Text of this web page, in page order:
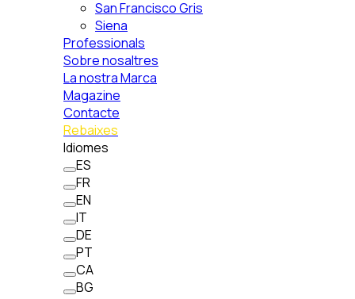
San Francisco Gris
Siena
Professionals
Sobre nosaltres
La nostra Marca
Magazine
Contacte
Rebaixes
Idiomes
ES
FR
EN
IT
DE
PT
CA
BG